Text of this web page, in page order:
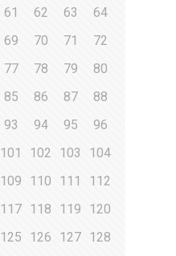
61 62 63
64
69 70 71
72
77 78 79
80
85 86 87
88
93 94 95
96
101 102 103
104
109 110 111
112
117 118 119
120
125 126 127 128